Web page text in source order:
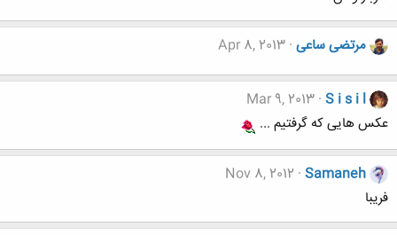
مرتضی ساعی Apr 8, 2013
S i s i l
Mar 9, 2013
عکس هایی که گرفتیم ...
Samaneh
Nov 8, 2012
فریبا